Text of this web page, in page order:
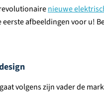
nieuwe
eerste afbeeldingen voor u!
volgens zijn vader de